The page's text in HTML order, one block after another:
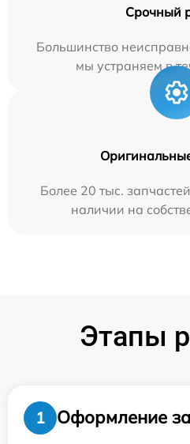
Срочный
Большинство
мы устраняем в
Более 20 тыс.
наличии на
Этапы
1
Оформление